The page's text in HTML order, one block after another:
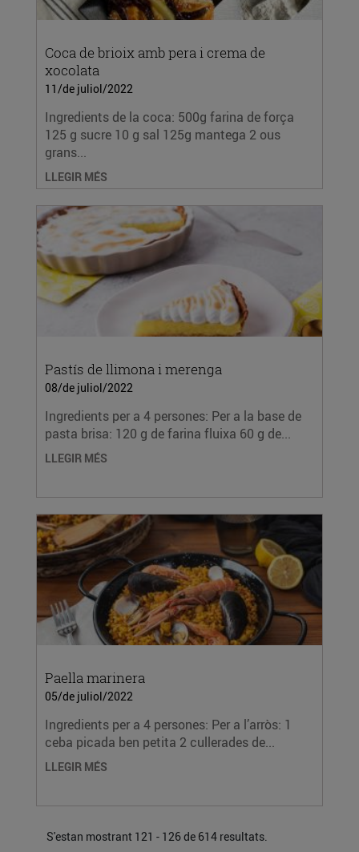
Coca de brioix amb pera i crema de
xocolata
11/de juliol/2022
Ingredients de la coca: 500g farina de força
125 g sucre 10 g sal 125g mantega 2 ous
grans...
LLEGIR MÉS
Pastís de llimona i merenga
08/de juliol/2022
Ingredients per a 4 persones: Per a la base de
pasta brisa: 120 g de farina fluixa 60 g de...
LLEGIR MÉS
Paella marinera
05/de juliol/2022
Ingredients per a 4 persones: Per a l’arròs: 1
ceba picada ben petita 2 cullerades de...
LLEGIR MÉS
S'estan mostrant 121 - 126 de 614 resultats.